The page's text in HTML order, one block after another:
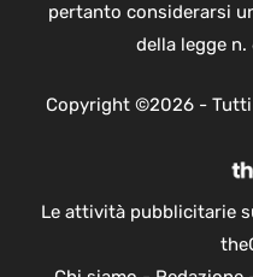
pertanto considerarsi
della legge
Copyright ©2026 -
Le attività pubblicitarie